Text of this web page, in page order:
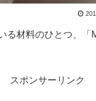
る材料のひとつ、「
スポンサーリンク